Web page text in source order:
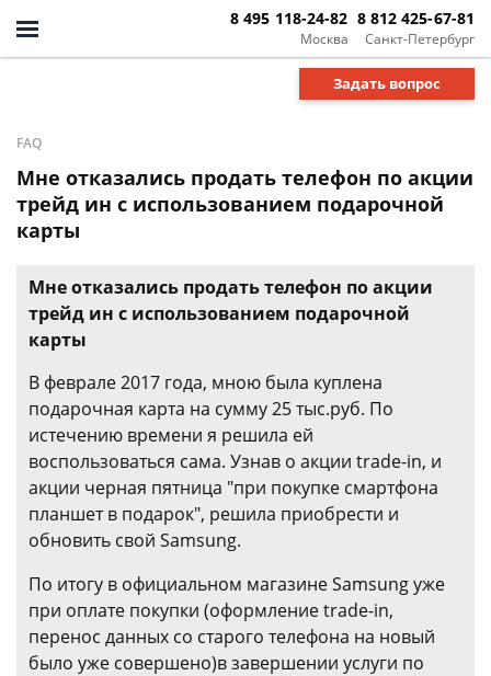
Москва
8 495 118-24-82
Санкт-Петербург
8 812 425-67-81
Задать вопрос
FAQ
Мне отказались продать телефон по акции
трейд ин с использованием подарочной
карты
Мне отказались продать телефон по акции
трейд ин с использованием подарочной
карты
В феврале 2017 года, мною была куплена
подарочная карта на сумму 25 тыс.руб. По
истечению времени я решила ей
воспользоваться сама. Узнав о акции trade-in, и
акции черная пятница "при покупке смартфона
планшет в подарок", решила приобрести и
обновить свой Samsung.
По итогу в официальном магазине Samsung уже
при оплате покупки (оформление trade-in,
перенос данных со старого телефона на новый
было уже совершено)в завершении услуги по